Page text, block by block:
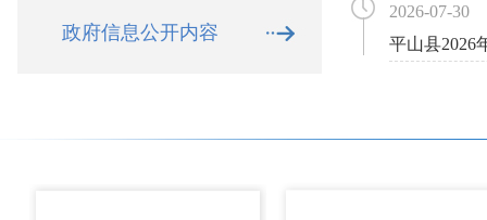
政府信息公开内容
2026-07-30
平山县2026